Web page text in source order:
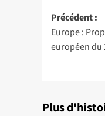
Précédent :
Europe :
européen du
Plus